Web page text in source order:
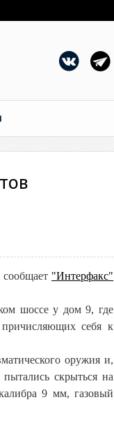
"Интерфакс"
шоссе у дом 9, где
себя к
оружия и,
скрыться на
9 мм, газовый